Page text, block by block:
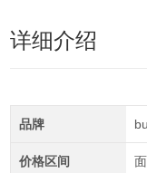
详细介绍
品牌
价格区间